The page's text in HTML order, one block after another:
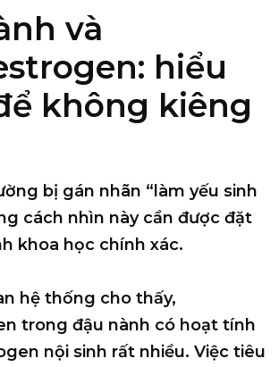
và
hiểu
không kiêng
bị gán nhãn “làm yếu sinh
cách nhìn này cần được đặt
khoa học chính xác.
hệ thống cho thấy,
trong đậu nành có hoạt tính
nội sinh rất nhiều. Việc tiêu